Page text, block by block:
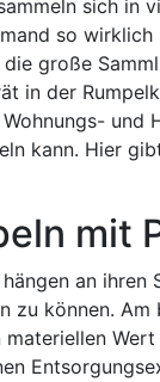
sich in
so
große
in der
und
kann. Hier
mit
an ihren
zu können.